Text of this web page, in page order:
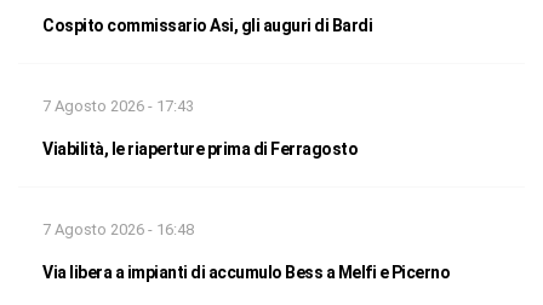
Cospito commissario Asi, gli auguri di Bardi
7 Agosto 2026 - 17:43
Viabilità, le riaperture prima di Ferragosto
7 Agosto 2026 - 16:48
Via libera a impianti di accumulo Bess a Melfi e Picerno